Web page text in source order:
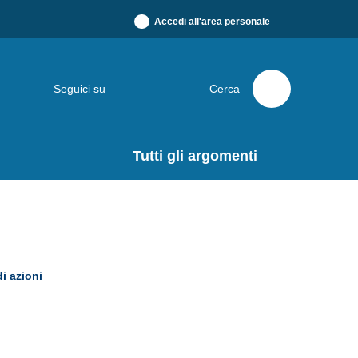
Accedi all'area personale
Seguici su Cerca
Tutti gli argomenti
azioni